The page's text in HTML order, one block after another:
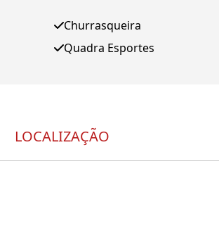
Churrasqueira
Quadra Esportes
LOCALIZAÇÃO